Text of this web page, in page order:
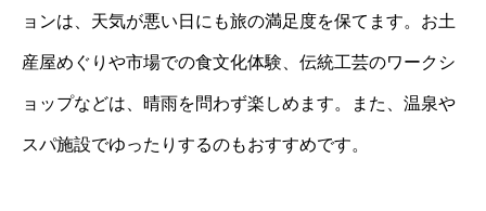
ョンは、天気が悪い日にも旅の満足度を保てます。お土
産屋めぐりや市場での食文化体験、伝統工芸のワークシ
ョップなどは、晴雨を問わず楽しめます。また、温泉や
スパ施設でゆったりするのもおすすめです。